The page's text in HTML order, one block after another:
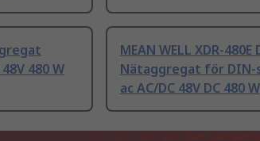
480 W
MEAN WELL XDR-
Nätaggregat för DIN-
ac AC/DC 48V DC 480 W